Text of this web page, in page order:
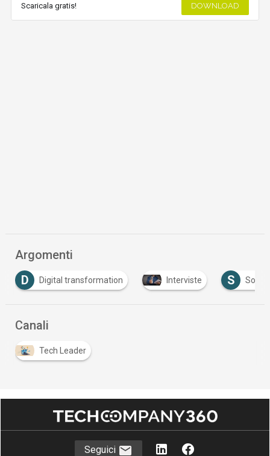
Scaricala gratis! DOWNLOAD
Argomenti
Digital transformation Interviste S Software
Canali
Tech Leader
Seguici